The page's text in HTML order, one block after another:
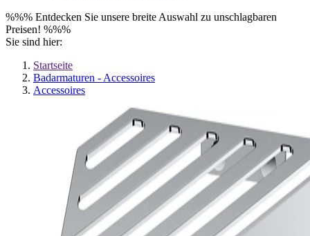
%%% Entdecken Sie unsere breite Auswahl zu unschlagbaren
Preisen! %%%
Sie sind hier:
Startseite
Badarmaturen - Accessoires
Accessoires